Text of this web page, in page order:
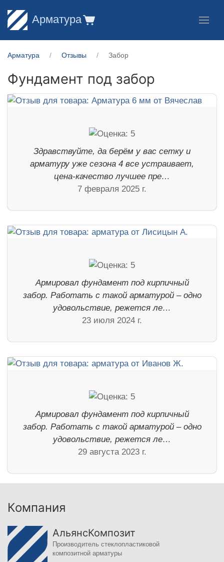
Арматура
Арматура Отзывы Забор
Фундамент под забор
Здравствуйте, да берём у вас сетку и
арматуру уже сезона 4 все устраивает,
цена-качество лучшее пре…
7 февраля 2025 г.
Армировал фундамент под кирпичный
забор. Работать с такой арматурой – одно
удовольствие, режется ле…
23 июля 2024 г.
Армировал фундамент под кирпичный
забор. Работать с такой арматурой – одно
удовольствие, режется ле…
29 августа 2023 г.
Компания
АльянсКомпозит
Производитель стеклопластиковой
композитной арматуры